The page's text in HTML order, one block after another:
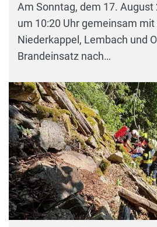
Am Sonntag, dem 17.
um 10:20 Uhr gemeinsam
Niederkappel, Lembach und
Brandeinsatz nach…